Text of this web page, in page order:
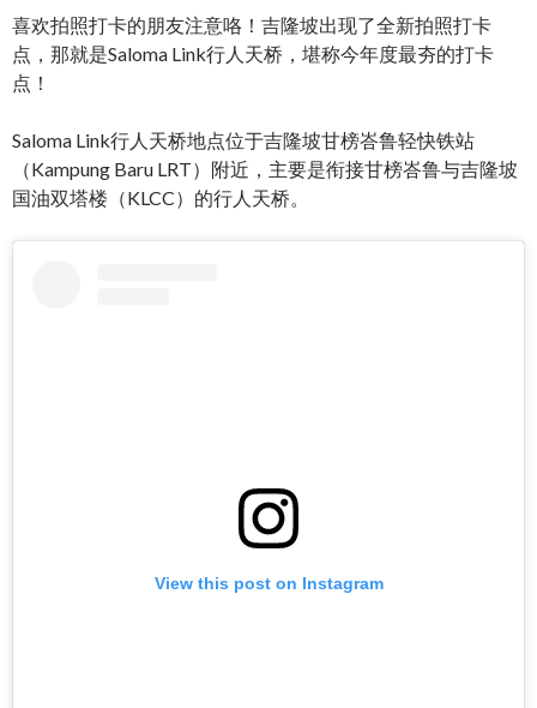
喜欢拍照打卡的朋友注意咯！吉隆坡出现了全新拍照打卡
点，那就是Saloma Link行人天桥，堪称今年度最夯的打卡
点！
Saloma Link行人天桥地点位于吉隆坡甘榜峇鲁轻快铁站
（Kampung Baru LRT）附近，主要是衔接甘榜峇鲁与吉隆坡
国油双塔楼（KLCC）的行人天桥。
View this post on Instagram